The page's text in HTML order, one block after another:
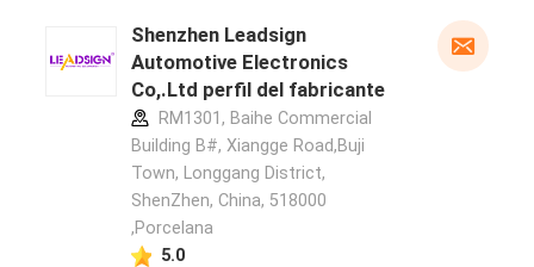
Shenzhen Leadsign
Automotive Electronics
Co,.Ltd perfil del fabricante
RM1301, Baihe Commercial
Building B#, Xiangge Road,Buji
Town, Longgang District,
ShenZhen, China, 518000
,Porcelana
5.0